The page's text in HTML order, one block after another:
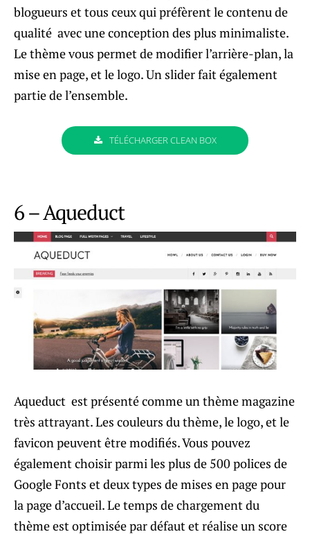
blogueurs et tous ceux qui préfèrent le contenu de
qualité avec une conception des plus minimaliste.
Le thème vous permet de modifier l’arrière-plan, la
mise en page, et le logo. Un slider fait également
partie de l’ensemble.
TÉLÉCHARGER CLEAN BOX
6 – Aqueduct
Aqueduct est présenté comme un thème magazine
très attrayant. Les couleurs du thème, le logo, et le
favicon peuvent être modifiés. Vous pouvez
également choisir parmi les plus de 500 polices de
Google Fonts et deux types de mises en page pour
la page d’accueil. Le temps de chargement du
thème est optimisée par défaut et réalise un score